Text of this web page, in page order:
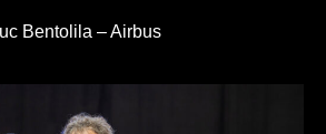
Bentolila – Airbus